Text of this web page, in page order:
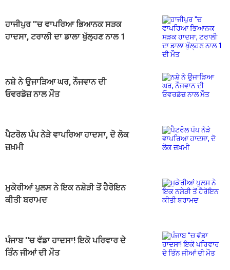
ਹਾਜੀਪੁਰ ''ਚ ਵਾਪਰਿਆ ਭਿਆਨਕ ਸੜਕ
ਹਾਦਸਾ, ਟਰਾਲੀ ਦਾ ਡਾਲਾ ਖੁੱਲ੍ਹਣ ਨਾਲ 1
ਨਸ਼ੇ ਨੇ ਉਜਾੜਿਆ ਘਰ, ਨੌਜਵਾਨ ਦੀ
ਓਵਰਡੋਜ਼ ਨਾਲ ਮੌਤ
ਪੈਟਰੋਲ ਪੰਪ ਨੇੜੇ ਵਾਪਰਿਆ ਹਾਦਸਾ, ਦੋ ਲੋਕ
ਜ਼ਖ਼ਮੀ
ਮੁਕੇਰੀਆਂ ਪੁਲਸ ਨੇ ਇਕ ਨਸ਼ੇੜੀ ਤੋਂ ਹੈਰੋਇਨ
ਕੀਤੀ ਬਰਾਮਦ
ਪੰਜਾਬ ''ਚ ਵੱਡਾ ਹਾਦਸਾ! ਇਕੋ ਪਰਿਵਾਰ ਦੇ
ਤਿੰਨ ਜੀਆਂ ਦੀ ਮੌਤ